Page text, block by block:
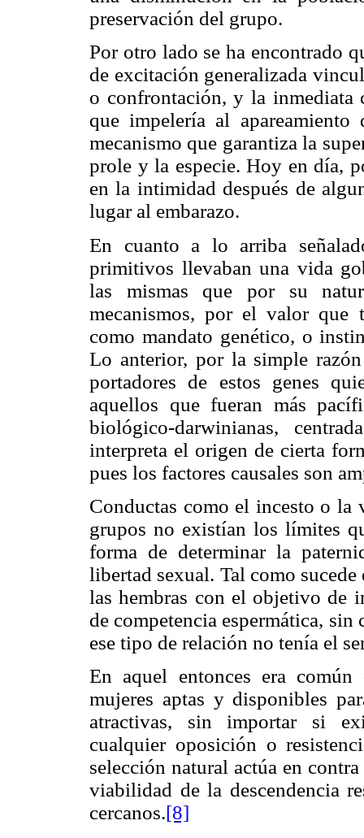
preservación del grupo.
Por otro lado se ha encontrado
de excitación generalizada
o confrontación, y la inmediata
que impelería al
mecanismo que garantiza la
prole y la especie. Hoy en día,
en la intimidad después de
lugar al embarazo.
En cuanto a lo arriba
primitivos llevaban una vida
las mismas que por su
mecanismos, por el valor que
como mandato genético, o
Lo anterior, por la simple
portadores de estos genes
aquellos que fueran más
biológico-darwinianas,
interpreta el origen de cierta
pues los factores causales son
Conductas como el incesto o la
grupos no existían los límites
forma de determinar la
libertad sexual. Tal como
las hembras con el objetivo de
de competencia espermática,
ese tipo de relación no tenía el
En aquel entonces era
mujeres aptas y disponibles
atractivas, sin importar si
cualquier oposición o
selección natural actúa en
viabilidad de la descendencia
cercanos.[8]